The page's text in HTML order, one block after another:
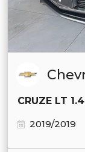
CRUZE LT
2019/2019